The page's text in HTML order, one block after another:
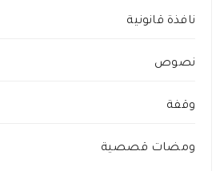
نافذة قانونية
نصوص
وقفة
ومضات قصصية